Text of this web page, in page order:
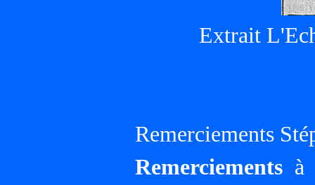
Extrait
Remerciements
Remerciements à